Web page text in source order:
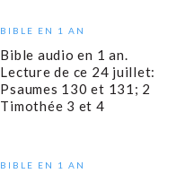
BIBLE EN 1 AN
Bible audio en 1 an.
Lecture de ce 24 juillet:
Psaumes 130 et 131; 2
Timothée 3 et 4
BIBLE EN 1 AN